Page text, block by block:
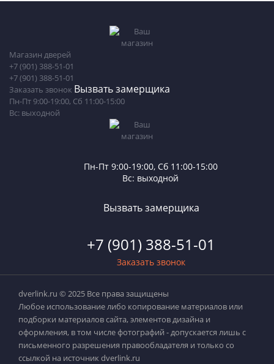
Магазин дверей
+7 (901) 388-51-01
+7 (901) 388-51-01
Заказать звонок Вызвать замерщика
Пн-Пт 9:00-19:00, Сб 11:00-15:00
Вс: выходной
Пн-Пт 9:00-19:00, Сб 11:00-15:00
Вс: выходной
Вызвать замерщика
+7 (901) 388-51-01
Заказать звонок
dverlink.ru © 2025 Все права защищены
Любое использование либо копирование материалов или
подборки материалов сайта, элементов дизайна и
оформления, в том числе фотографий - допускается лишь с
письменного разрешения правообладателя и только со
ссылкой на источник dverlink.ru